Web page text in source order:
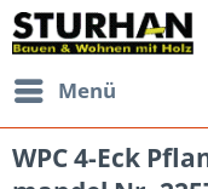
Menü
WPC 4-Eck